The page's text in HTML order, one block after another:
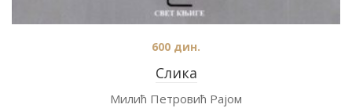
Слика
600 дин.
Милић Петровић Рајом